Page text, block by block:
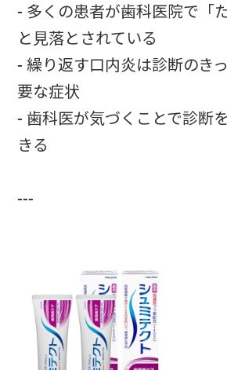
- 多くの患者が歯科医院で「
と見落とされている
- 繰り返す口内炎は診断のき
要な症状
- 歯科医が気づくことで診断
きる
---